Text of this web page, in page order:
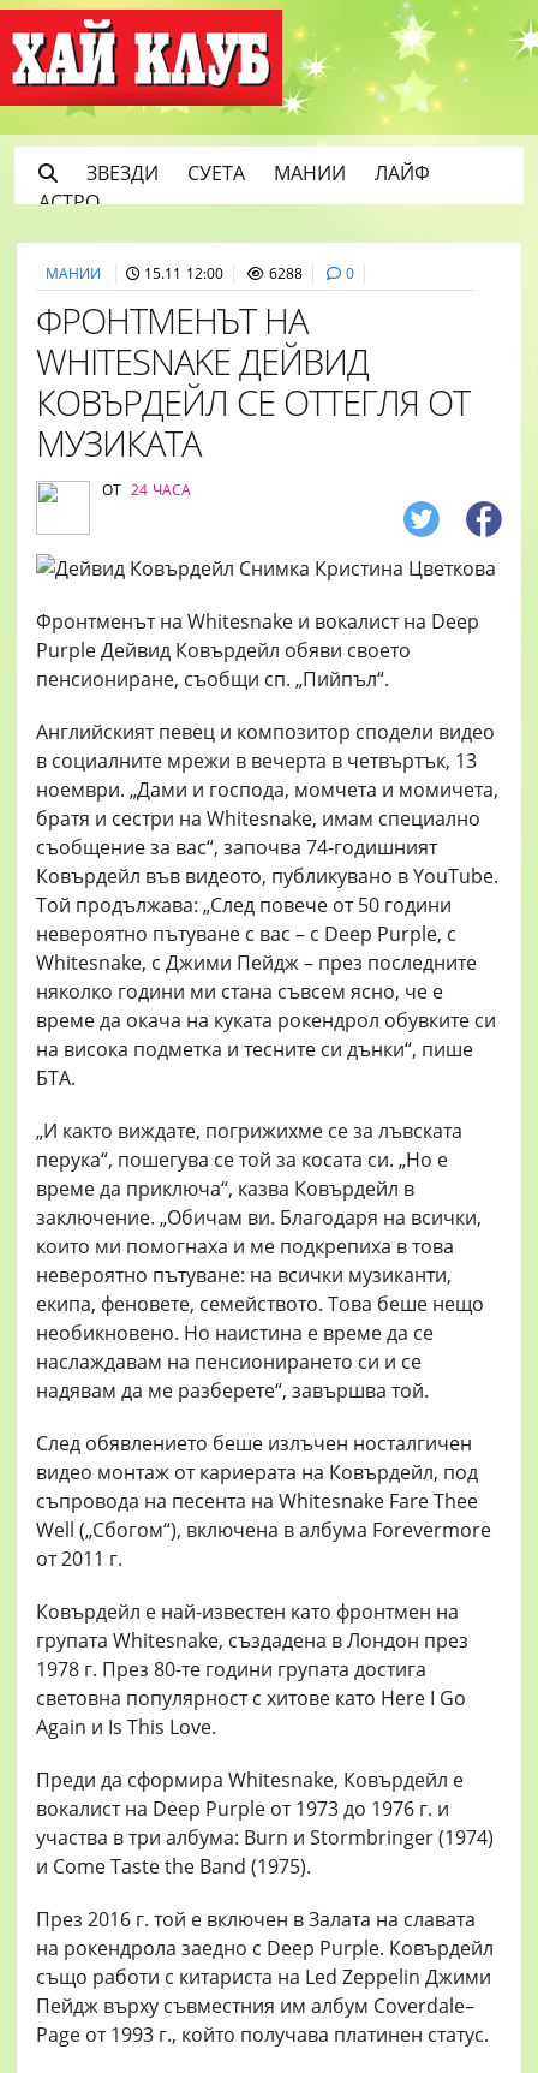
ЗВЕЗДИ СУЕТА МАНИИ
ЛАЙФ
АСТРО
МАНИИ 15.11 12:00 6288 0
ФРОНТМЕНЪТ НА
WHITESNAKE ДЕЙВИД
КОВЪРДЕЙЛ СЕ ОТТЕГЛЯ ОТ
МУЗИКАТА
ОТ 24 ЧАСА
Фронтменът на Whitesnake и вокалист на Deep
Purple Дейвид Ковърдейл обяви своето
пенсиониране, съобщи сп. „Пийпъл“.
Английският певец и композитор сподели видео
в социалните мрежи в вечерта в четвъртък, 13
ноември. „Дами и господа, момчета и момичета,
братя и сестри на Whitesnake, имам специално
съобщение за вас“, започва 74-годишният
Ковърдейл във видеото, публикувано в YouTube.
Той продължава: „След повече от 50 години
невероятно пътуване с вас – с Deep Purple, с
Whitesnake, с Джими Пейдж – през последните
няколко години ми стана съвсем ясно, че е
време да окача на куката рокендрол обувките си
на висока подметка и тесните си дънки“, пише
БТА.
„И както виждате, погрижихме се за лъвската
перука“, пошегува се той за косата си. „Но е
време да приключа“, казва Ковърдейл в
заключение. „Обичам ви. Благодаря на всички,
които ми помогнаха и ме подкрепиха в това
невероятно пътуване: на всички музиканти,
екипа, феновете, семейството. Това беше нещо
необикновено. Но наистина е време да се
наслаждавам на пенсионирането си и се
надявам да ме разберете“, завършва той.
След обявлението беше излъчен носталгичен
видео монтаж от кариерата на Ковърдейл, под
съпровода на песента на Whitesnake Fare Thee
Well („Сбогом“), включена в албума Forevermore
от 2011 г.
Ковърдейл е най-известен като фронтмен на
групата Whitesnake, създадена в Лондон през
1978 г. През 80-те години групата достига
световна популярност с хитове като Here I Go
Again и Is This Love.
Преди да сформира Whitesnake, Ковърдейл е
вокалист на Deep Purple от 1973 до 1976 г. и
участва в три албума: Burn и Stormbringer (1974)
и Come Taste the Band (1975).
През 2016 г. той е включен в Залата на славата
на рокендрола заедно с Deep Purple. Ковърдейл
също работи с китариста на Led Zeppelin Джими
Пейдж върху съвместния им албум Coverdale–
Page от 1993 г., който получава платинен статус.